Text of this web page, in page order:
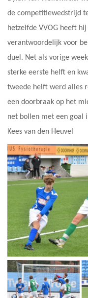
de competitiewedstrijd
hetzelfde VVOG heeft
verantwoordelijk voor
duel. Net als vorige
sterke eerste helft en
tweede helft werd alles
een doorbraak op het
net bollen met een goal
Kees van den Heuvel